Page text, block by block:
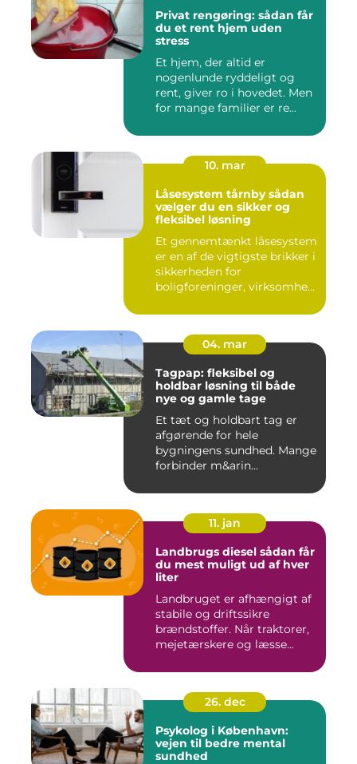
Privat rengøring: sådan får
du et rent hjem uden
stress
Et hjem, der altid er
nogenlunde ryddeligt og
rent, giver ro i hovedet. Men
for mange familier er re...
10. mar
Låsesystem tårnby sådan
vælger du en sikker og
fleksibel løsning
Et gennemtænkt låsesystem
er en af de vigtigste brikker i
sikkerheden for
boligforeninger, virksomhe...
04. mar
Tagpap: fleksibel og
holdbar løsning til både
nye og gamle tage
Et tæt og holdbart tag er
afgørende for hele
bygningens sundhed. Mange
forbinder m&arin...
11. jan
Landbrugs diesel sådan får
du mest muligt ud af hver
liter
Landbruget er afhængigt af
stabile og driftssikre
brændstoffer. Når traktorer,
mejetærskere og læsse...
26. dec
Psykolog i København:
vejen til bedre mental
sundhed